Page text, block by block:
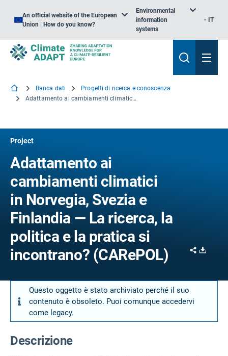
An official website of the European
Union | How do you know?
Environmental
information
systems
IT
Banca dati
Progetti di ricerca e conoscenza
Adattamento ai cambiamenti climatici in Norvegia, Svezia e Finlandia — La ricerca, la politica e la pratica si incontrano?
Project
Adattamento ai
cambiamenti climatici
in Norvegia, Svezia e
Finlandia — La ricerca, la
politica e la pratica si
incontrano? (CARePOL)
Share
Questo oggetto è stato archiviato perché il suo
contenuto è obsoleto. Puoi comunque accedervi
come legacy.
Descrizione